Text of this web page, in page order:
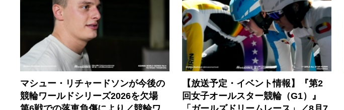
マシュー・リチャードソンが今後の
競輪ワールドシリーズ2026を欠場
【放送予定・イベント情報】『第2
回女子オールスター競輪（G1）』